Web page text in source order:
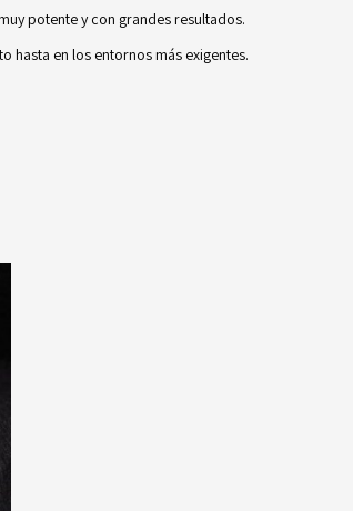
potente y con grandes resultados.
hasta en los entornos más exigentes.